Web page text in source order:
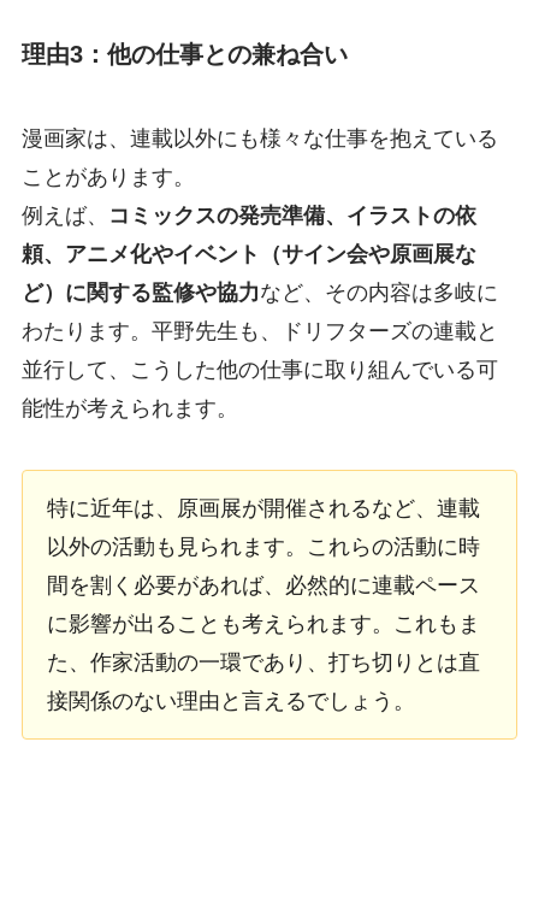
理由3：他の仕事との兼ね合い
漫画家は、連載以外にも様々な仕事を抱えている
ことがあります。
例えば、
コミックスの発売準備、イラストの依
頼、アニメ化やイベント（サイン会や原画展な
ど）に関する監修や協力など、その内容は多岐に
わたります。平野先生も、ドリフターズの連載と
並行して、こうした他の仕事に取り組んでいる可
能性が考えられます。
特に近年は、原画展が開催されるなど、連載
以外の活動も見られます。これらの活動に時
間を割く必要があれば、必然的に連載ペース
に影響が出ることも考えられます。これもま
た、作家活動の一環であり、打ち切りとは直
接関係のない理由と言えるでしょう。